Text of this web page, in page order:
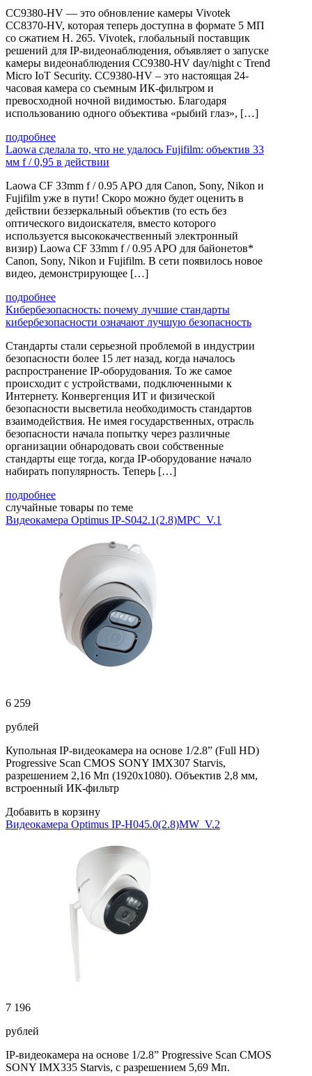
CC9380-HV — это обновление камеры Vivotek
CC8370-HV, которая теперь доступна в формате 5 МП
со сжатием H. 265. Vivotek, глобальный поставщик
решений для IP-видеонаблюдения, объявляет о запуске
камеры видеонаблюдения CC9380-HV day/night с Trend
Micro IoT Security. CC9380-HV – это настоящая 24-
часовая камера со съемным ИК-фильтром и
превосходной ночной видимостью. Благодаря
использованию одного объектива «рыбий глаз», […]
подробнее
Laowa сделала то, что не удалось Fujifilm: объектив 33
мм f / 0,95 в действии
Laowa CF 33mm f / 0.95 APO для Canon, Sony, Nikon и
Fujifilm уже в пути! Скоро можно будет оценить в
действии беззеркальный объектив (то есть без
оптического видоискателя, вместо которого
используется высококачественный электронный
визир) Laowa CF 33mm f / 0.95 APO для байонетов*
Canon, Sony, Nikon и Fujifilm. В сети появилось новое
видео, демонстрирующее […]
подробнее
Кибербезопасность: почему лучшие стандарты
кибербезопасности означают лучшую безопасность
Стандарты стали серьезной проблемой в индустрии
безопасности более 15 лет назад, когда началось
распространение IP-оборудования. То же самое
происходит с устройствами, подключенными к
Интернету. Конвергенция ИТ и физической
безопасности высветила необходимость стандартов
взаимодействия. Не имея государственных, отрасль
безопасности начала попытку через различные
организации обнародовать свои собственные
стандарты еще тогда, когда IP-оборудование начало
набирать популярность. Теперь […]
подробнее
случайные товары по теме
Видеокамера Optimus IP-S042.1(2.8)MPC_V.1
6 259
рублей
Купольная IP-видеокамера на основе 1/2.8” (Full HD)
Progressive Scan CMOS SONY IMX307 Starvis,
разрешением 2,16 Мп (1920х1080). Объектив 2,8 мм,
встроенный ИК-фильтр
Добавить в корзину
Видеокамера Optimus IP-H045.0(2.8)MW_V.2
7 196
рублей
IP-видеокамера на основе 1/2.8” Progressive Scan CMOS
SONY IMX335 Starvis, с разрешением 5,69 Мп.